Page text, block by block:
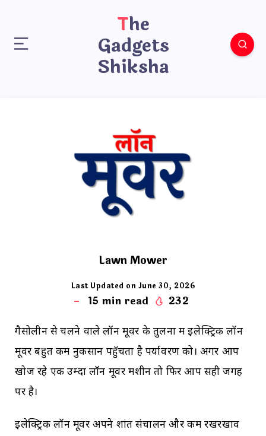
The
Gadgets
Shiksha
Lawn Mower
Last Updated on June 30, 2026
15 min read 232
गैसोलीन से चलने वाले लॉन मूवर के तुलना में इलेक्ट्रिक लॉन
मूवर बहुत कम नुकसान पहुँचता है पर्यावरण को। अगर आप
खोज रहे एक उम्दा लॉन मूवर मशीन तो फिर आप सही जगह
पर है।
इलेक्ट्रिक लॉन मूवर अपने शांत संचालन और कम रखरखाव